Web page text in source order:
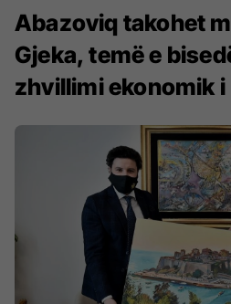
Abazoviq takohet
Gjeka, temë e
zhvillimi ekonomik i